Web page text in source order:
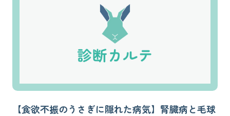
【食欲不振のうさぎに隠れた病気】腎臓病と毛球